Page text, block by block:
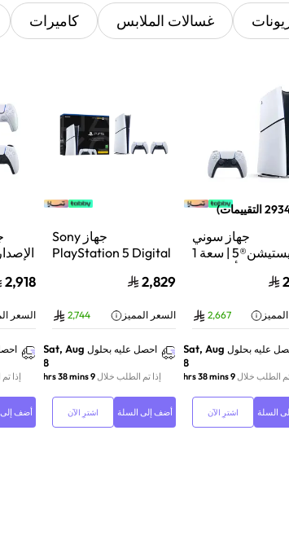
غسالات الملابس كاميرات
التقييمات)
جهاز سوني
بلايستيشن®5 | سعة 1
تيرابايت SSD | أداء فائق
للألعاب | تتبع
2116A01Y
2,667
عليه بحلول Sat, Aug
8
تم الطلب خلال9 hrs 38 mins
السلة اشترِ الآن
جهاز Sony
PlayStation 5 Digital
825 جيجابايت مع وحدة
DualSense Wireless
Controller لاسلكية –
أبيض
2,829
السعر المميز 2,744
احصل عليه بحلول Sat, Aug
8
إذا تم الطلب خلال9 hrs 38 mins
أضف إلى السلة اشترِ الآن
2,918
السعر
إذا
أضف إلى